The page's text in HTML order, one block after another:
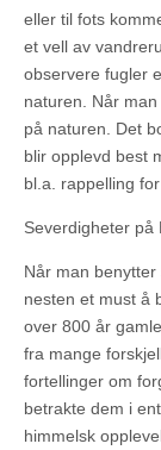
eller til fots
et vell av
observere fugler
naturen. Når
på naturen. Det
blir opplevd best
bl.a. rappelling
Severdigheter på
Når man
nesten et must å
over 800 år
fra mange
fortellinger om
betrakte dem i
himmelsk